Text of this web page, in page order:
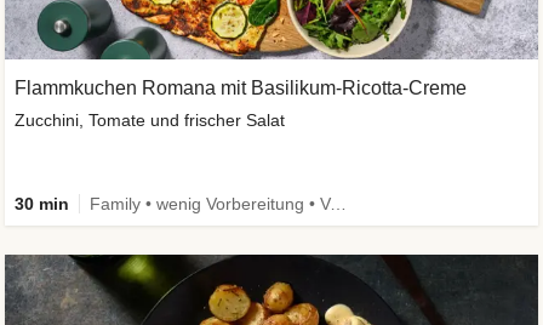
Flammkuchen Romana mit Basilikum-Ricotta-Creme
Zucchini, Tomate und frischer Salat
30 min Family • wenig Vorbereitung • Vegetarisch